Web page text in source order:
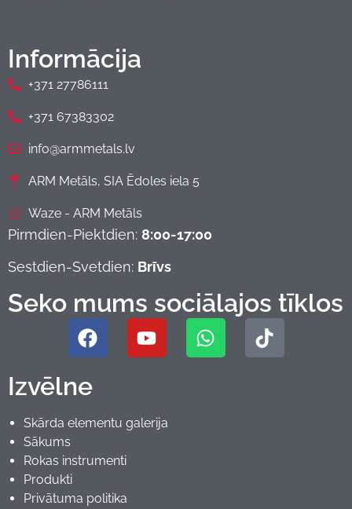
Informācija
+371 27786111
+371 67383302
info@armmetals.lv
ARM Metāls, SIA Ēdoles iela 5
Waze - ARM Metāls
Pirmdien-Piektdien: 8:00-17:00
Sestdien-Svetdien: Brīvs
Seko mums sociālajos tīklos
Izvēlne
Skārda elementu galerija
Sākums
Rokas instrumenti
Produkti
Privātuma politika